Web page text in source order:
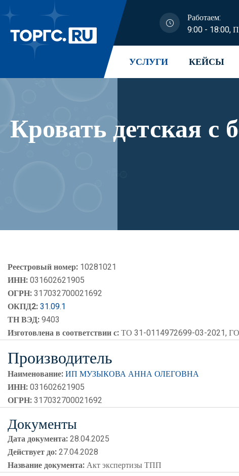
Работаем:
9:00 - 18:00,
УСЛУГИ КЕЙСЫ
Кровать детская
Реестровый номер: 10281021
ИНН:031602621905
ОГРН:317032700021692
ОКПД2:31.09.1
ТН ВЭД:9403
Изготовлена в соответствии с:ТО 31-0114972699-03-2021,
Производитель
Наименование:ИП МУЗЫКОВА АННА ОЛЕГОВНА
ИНН:031602621905
ОГРН:317032700021692
Документы
Дата документа:28.04.2025
Действует до:27.04.2028
Название документа:Акт экспертизы ТПП